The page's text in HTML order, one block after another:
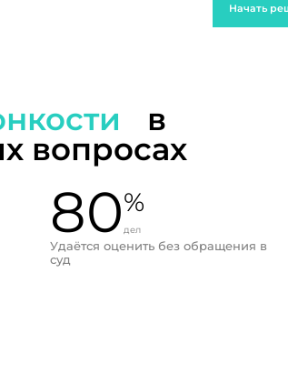
Начать
в
вопросах
80%
дел
Удаётся оценить без обращения в
суд